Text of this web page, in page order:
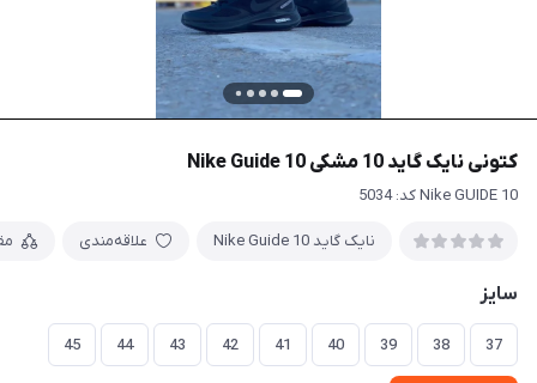
کتونی نایک گاید 10 مشکی Nike Guide 10
Nike GUIDE 10 کد: 5034
نایک گاید 10 Nike Guide علاقه‌مندی
سایز
37
38
39
40
41
42
43
44
45